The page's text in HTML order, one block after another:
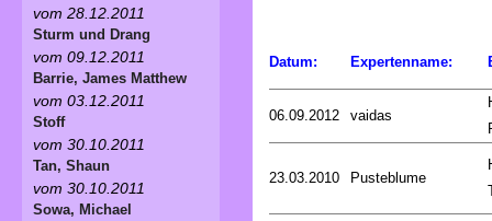
Datum: Expertenname:
06.09.2012 vaidas
23.03.2010 Pusteblume
vom 28.12.2011
Sturm und Drang
vom 09.12.2011
Barrie, James Matthew
vom 03.12.2011
Stoff
vom 30.10.2011
Tan, Shaun
vom 30.10.2011
Sowa, Michael